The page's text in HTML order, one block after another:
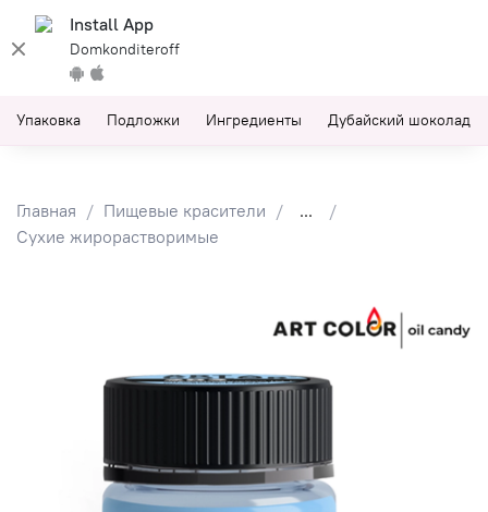
Install App
Domkonditeroff
Упаковка Подложки Ингредиенты Дубайский шоколад
Главная Пищевые красители
...
Сухие жирорастворимые